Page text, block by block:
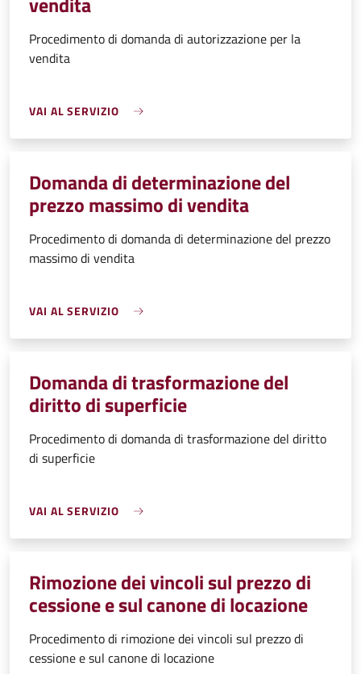
Procedimento di domanda di autorizzazione per la
vendita
VAI AL SERVIZIO
Domanda di determinazione del
prezzo massimo di vendita
Procedimento di domanda di determinazione del prezzo
massimo di vendita
VAI AL SERVIZIO
Domanda di trasformazione del
diritto di superficie
Procedimento di domanda di trasformazione del diritto
di superficie
VAI AL SERVIZIO
Rimozione dei vincoli sul prezzo di
cessione e sul canone di locazione
Procedimento di rimozione dei vincoli sul prezzo di
cessione e sul canone di locazione